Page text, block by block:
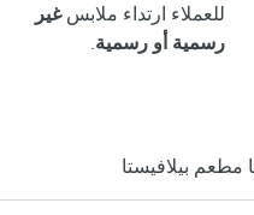
للعملاء ارتداء ملابسغير
رسمية أو رسمية.
مطعم بيلافيستا